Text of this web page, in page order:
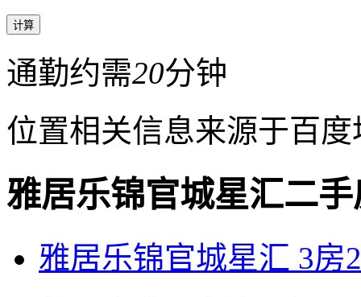
通勤约需20分钟
位置相关信息来源于百
雅居乐锦官城星汇二手
雅居乐锦官城星汇 3房